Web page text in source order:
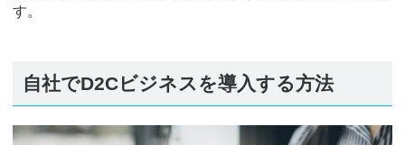
す。
自社でD2Cビジネスを導入する方法